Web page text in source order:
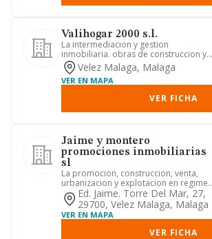
Valihogar 2000 s.l.
La intermediacion y gestion
inmobiliaria. obras de construccion y
albanileria de todo tipo de edifi...
Velez Malaga, Malaga
VER EN MAPA
VER FICHA
Jaime y montero
promociones inmobiliarias
sl
La promocion, construccion, venta,
urbanizacion y explotacion en regimen
de arriendo de cualesquier...
Ed. Jaime. Torre Del Mar, 27,
29700, Velez Malaga, Malaga
VER EN MAPA
VER FICHA